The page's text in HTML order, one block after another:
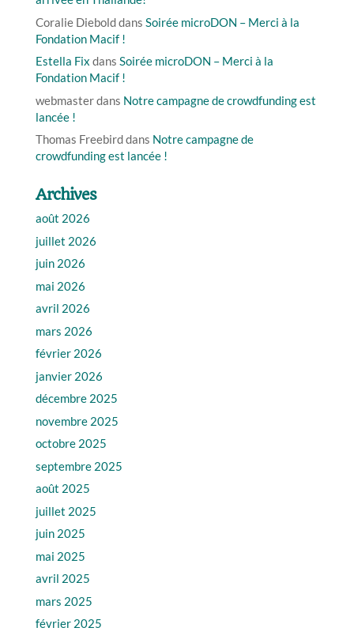
Coralie Diebolddans Soirée microDON – Merci à la
Fondation Macif !
Estella Fix dans Soirée microDON – Merci à la
Fondation Macif !
webmasterdans Notre campagne de crowdfunding est
lancée !
Thomas Freebirddans Notre campagne de
crowdfunding est lancée !
Archives
août 2026
juillet 2026
juin 2026
mai 2026
avril 2026
mars 2026
février 2026
janvier 2026
décembre 2025
novembre 2025
octobre 2025
septembre 2025
août 2025
juillet 2025
juin 2025
mai 2025
avril 2025
mars 2025
février 2025